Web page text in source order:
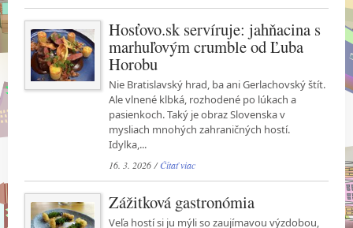
Hosťovo.sk servíruje: jahňacina s
marhuľovým crumble od Ľuba
Horobu
Nie Bratislavský hrad, ba ani Gerlachovský štít.
Ale vlnené klbká, rozhodené po lúkach a
pasienkoch. Taký je obraz Slovenska v
mysliach mnohých zahraničných hostí.
Idylka,...
16. 3. 2026 /Čítať viac
Zážitková gastronómia
Veľa hostí si ju mýli so zaujímavou výzdobou,